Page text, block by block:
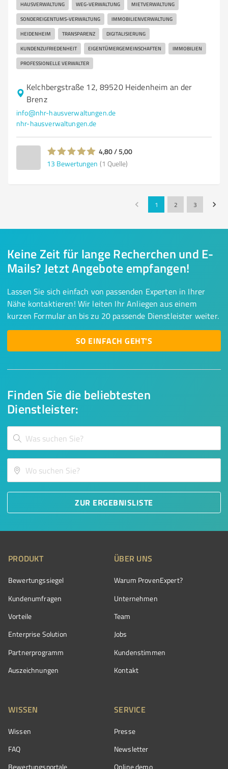
HAUSVERWALTUNG WEG-VERWALTUNG MIETVERWALTUNG
SONDEREIGENTUMS-VERWALTUNG IMMOBILIENVERWALTUNG
HEIDENHEIM TRANSPARENZ DIGITALISIERUNG
KUNDENZUFRIEDENHEIT EIGENTÜMERGEMEINSCHAFTEN IMMOBILIEN
PROFESSIONELLE VERWALTER
Kelchbergstraße 12, 89520 Heidenheim an der
Brenz
info@nhr-hausverwaltungen.de
nhr-hausverwaltungen.de
4,80 / 5,00
13 Bewertungen (1 Quelle)
1 2 3
Finden Sie die beliebtesten
Dienstleister:
ZUR ERGEBNISLISTE
Keine Zeit für lange Recherchen und E-
Mails? Jetzt Angebote empfangen!
Lassen Sie sich einfach von passenden Experten in Ihrer
Nähe kontaktieren! Wir leiten Ihr Anliegen aus einem
kurzen Formular an bis zu 20 passende Dienstleister weiter.
SO EINFACH GEHT'S
PRODUKT
Bewertungssiegel
Kundenumfragen
Vorteile
Enterprise Solution
Partnerprogramm
Auszeichnungen
ÜBER UNS
Warum ProvenExpert?
Unternehmen
Team
Jobs
Kundenstimmen
Kontakt
WISSEN
Wissen
FAQ
Bewertungsportale
SERVICE
Presse
Newsletter
Online demo